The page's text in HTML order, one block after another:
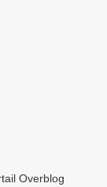
Overblog